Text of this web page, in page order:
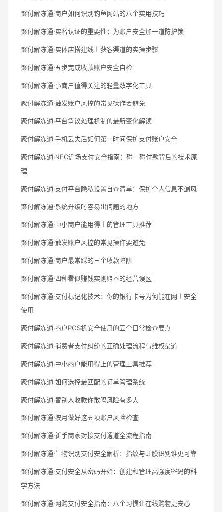
聚付解冻通·商户如何识别钓鱼网站的八个实用技巧
聚付解冻通·实名认证的重要性：为账户安全加一道防护锁
聚付解冻通·实体店搭建线上获客渠道的实操步骤
聚付解冻通·五步完成收款账户安全自检
聚付解冻通·小商户值得关注的轻量数字化工具
聚付解冻通·触发账户风控的常见操作要避免
聚付解冻通·平台争议处理机制的最新变化解读
聚付解冻通·手机丢失后如何第一时间保护支付账户安全
聚付解冻通·NFC近场支付安全指南：碰一碰付款背后的技术原
理
聚付解冻通·支付平台隐私设置自查清单：保护个人信息不漏风
聚付解冻通·系统升级时容易出问题的地方
聚付解冻通·中小商户能用得上的管理工具推荐
聚付解冻通·触发账户风控的常见操作要避免
聚付解冻通·商户最常踩的三个收款陷阱
聚付解冻通·四种看似赚钱实则赔本的经营误区
聚付解冻通·支付标记化技术：你的银行卡号为何能在网上安全
使用
聚付解冻通·商户POS机安全使用的五个日常检查要点
聚付解冻通·消费者支付纠纷的正确处理流程与维权渠道
聚付解冻通·中小商户能用得上的管理工具推荐
聚付解冻通·如何选择最匹配的订单管理系统
聚付解冻通·替别人收款你敢吗风险有多大
聚付解冻通·按月做好这五项账户风险检查
聚付解冻通·新手商家对接支付通道全流程指南
聚付解冻通·生物识别支付安全解析：指纹与虹膜识别谁更可靠
聚付解冻通·支付安全从密码开始：创建和管理高强度密码的科
学方法
聚付解冻通·网购支付安全指南：八个习惯让在线购物更安心